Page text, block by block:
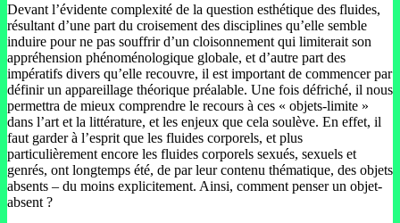
Devant l’évidente complexité de la question esthétique des fluides,
résultant d’une part du croisement des disciplines qu’elle semble
induire pour ne pas souffrir d’un cloisonnement qui limiterait son
appréhension phénoménologique globale, et d’autre part des
impératifs divers qu’elle recouvre, il est important de commencer par
définir un appareillage théorique préalable. Une fois défriché, il nous
permettra de mieux comprendre le recours à ces « objets-limite »
dans l’art et la littérature, et les enjeux que cela soulève. En effet, il
faut garder à l’esprit que les fluides corporels, et plus
particulièrement encore les fluides corporels sexués, sexuels et
genrés, ont longtemps été, de par leur contenu thématique, des objets
absents – du moins explicitement. Ainsi, comment penser un objet-
absent ?